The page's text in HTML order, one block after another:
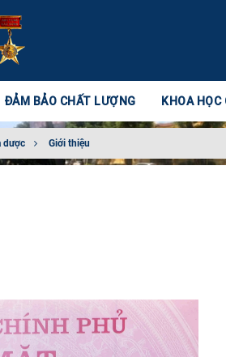
ĐẢM BẢO CHẤT LƯỢNG KHOA HỌC
dược Giới thiệu